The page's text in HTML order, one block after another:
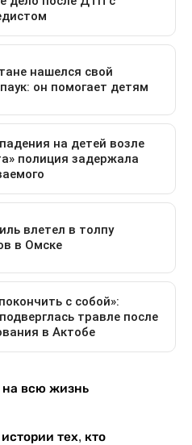
на всю жизнь
тех, кто